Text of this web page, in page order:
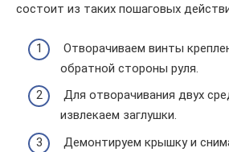
состоит из таких пошаговых
Отворачиваем винты
обратной стороны руля.
Для отворачивания двух
извлекаем заглушки.
Демонтируем крышку и